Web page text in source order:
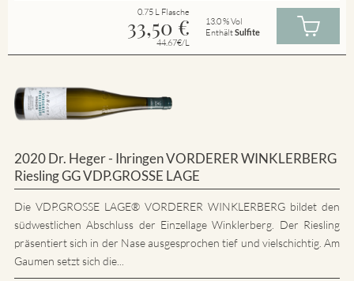
0.75 L Flasche
33,50 €
44.67€/L
13.0 % Vol
EnthältSulfite
2020 Dr. Heger - Ihringen VORDERER WINKLERBERG
Riesling GG VDP.GROSSE LAGE
Die VDP.GROSSE LAGE® VORDERER WINKLERBERG bildet den
südwestlichen Abschluss der Einzellage Winklerberg. Der Riesling
präsentiert sich in der Nase ausgesprochen tief und vielschichtig. Am
Gaumen setzt sich die...